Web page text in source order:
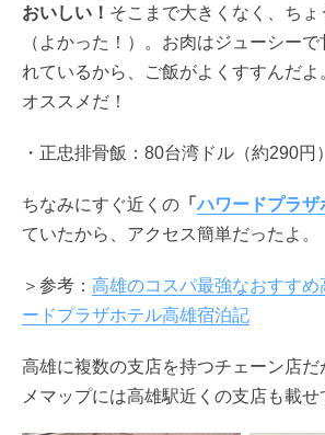
おいしい！ そこまで大きくなく、ち
（よかった！）。お肉はジューシー
れているから、ご飯がよくすすんだよ
オススメだ！
・正忠排骨飯：80台湾ドル（約290円）
ちなみにすぐ近くの 「ハワードプラザ
ていたから、アクセス簡単だったよ。
＞参考： 高雄のコスパ最強なおすすめ
ードプラザホテル高雄宿泊記
高雄に複数の支店を持つチェーン店
メマップには高雄駅近くの支店も載せ